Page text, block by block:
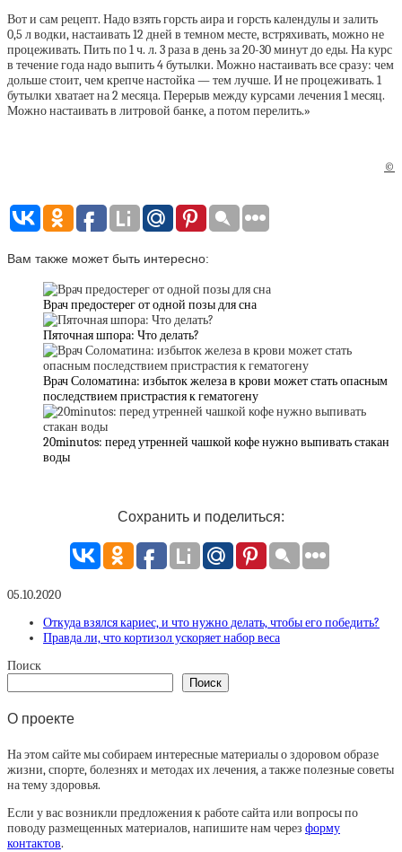
Вот и сам рецепт. Надо взять горсть аира и горсть календулы и залить
0,5 л водки, настаивать 12 дней в темном месте, встряхивать, можно не
процеживать. Пить по 1 ч. л. 3 раза в день за 20-30 минут до еды. На курс
в течение года надо выпить 4 бутылки. Можно настаивать все сразу: чем
дольше стоит, чем крепче настойка — тем лучше. И не процеживать. 1
бутылки хватает на 2 месяца. Перерыв между курсами лечения 1 месяц.
Можно настаивать в литровой банке, а потом перелить.»
©
Вам также может быть интересно:
Врач предостерег от одной позы для сна
Пяточная шпора: Что делать?
Врач Соломатина: избыток железа в крови может стать опасным
последствием пристрастия к гематогену
20minutos: перед утренней чашкой кофе нужно выпивать стакан
воды
Сохранить и поделиться:
05.10.2020
Откуда взялся кариес, и что нужно делать, чтобы его победить?
Правда ли, что кортизол ускоряет набор веса
Поиск
Поиск
О проекте
На этом сайте мы собираем интересные материалы о здоровом образе
жизни, спорте, болезнях и методах их лечения, а также полезные советы
на тему здоровья.
Если у вас возникли предложения к работе сайта или вопросы по
поводу размещенных материалов, напишите нам через форму
контактов.